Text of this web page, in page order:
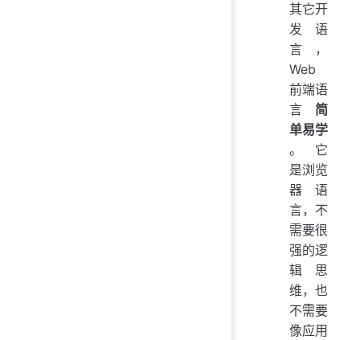
其它开
发语
言，
Web
前端语
言 简
单易学
。 它
是浏览
器语
言，不
需要很
强的逻
辑思
维，也
不需要
像应用